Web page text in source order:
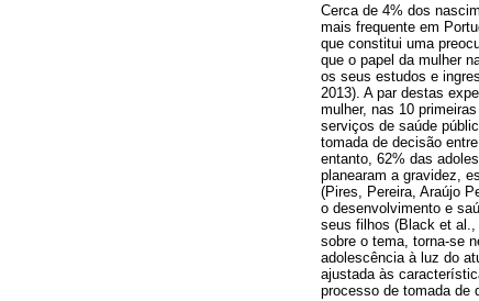
Cerca de 4% dos
mais frequente em
que constitui uma
que o papel da mulher
os seus estudos e
2013). A par destas
mulher, nas 10
serviços de saúde
tomada de decisão
entanto, 62% das
planearam a gravidez,
(Pires, Pereira, Araújo
o desenvolvimento e
seus filhos (Black et al.,
sobre o tema, torna-se
adolescência à luz do
ajustada às
processo de tomada de